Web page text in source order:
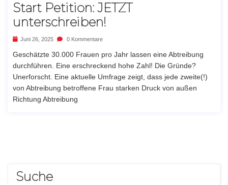
Start Petition: JETZT
unterschreiben!
Juni 26, 2025 0 Kommentare
Geschätzte 30.000 Frauen pro Jahr lassen eine Abtreibung
durchführen. Eine erschreckend hohe Zahl! Die Gründe?
Unerforscht. Eine aktuelle Umfrage zeigt, dass jede zweite(!)
von Abtreibung betroffene Frau starken Druck von außen
Richtung Abtreibung
Suche